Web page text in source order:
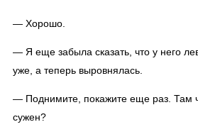
— Хорошо.
— Я еще забыла сказать, что у него
уже, а теперь выровнялась.
— Поднимите, покажите еще раз. Там
сужен?